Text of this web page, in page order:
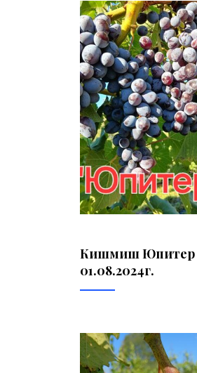
Кишмиш Юпитер
01.08.2024г.